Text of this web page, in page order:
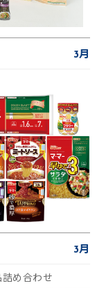
3月
3月
め合わせ